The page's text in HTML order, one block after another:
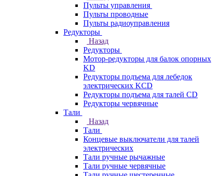
Пульты управления
Пульты проводные
Пульты радиоуправления
Редукторы
Назад
Редукторы
Мотор-редукторы для балок опорных
KD
Редукторы подъема для лебедок
электрических KCD
Редукторы подъема для талей CD
Редукторы червячные
Тали
Назад
Тали
Концевые выключатели для талей
электрических
Тали ручные рычажные
Тали ручные червячные